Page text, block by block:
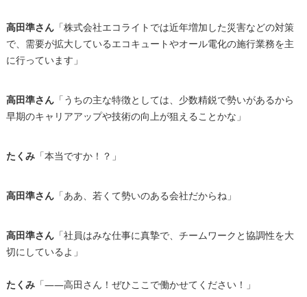
高田準さん「株式会社エコライトでは近年増加した災害などの対策
で、需要が拡大しているエコキュートやオール電化の施行業務を主
に行っています」
高田準さん「うちの主な特徴としては、少数精鋭で勢いがあるから
早期のキャリアアップや技術の向上が狙えることかな」
たくみ「本当ですか！？」
高田準さん「ああ、若くて勢いのある会社だからね」
高田準さん「社員はみな仕事に真摯で、チームワークと協調性を大
切にしているよ」
たくみ「――高田さん！ぜひここで働かせてください！」